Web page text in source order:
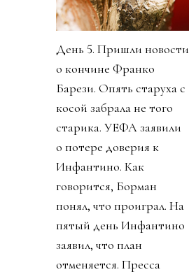
День 5. Пришли новости
о кончине Франко
Барези. Опять старуха с
косой забрала не того
старика. УЕФА заявили
о потере доверия к
Инфантино. Как
говорится, Борман
понял, что проиграл. На
пятый день Инфантино
заявил, что план
отменяется. Пресса